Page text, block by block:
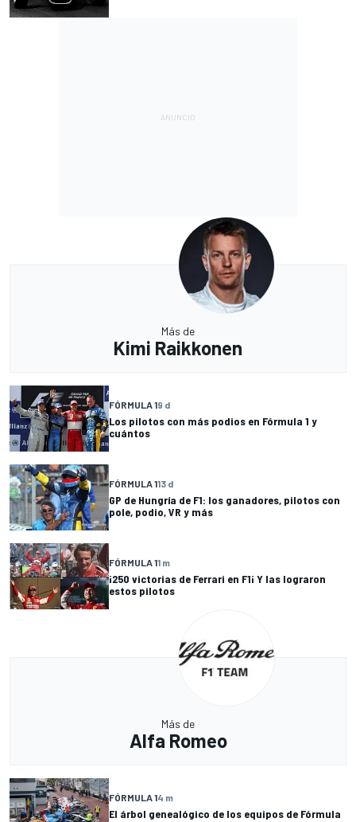
Más de
Kimi Raikkonen
FÓRMULA 19 d
Los pilotos con más podios en Fórmula 1 y
cuántos
FÓRMULA 113 d
GP de Hungría de F1: los ganadores, pilotos con
pole, podio, VR y más
FÓRMULA 11 m
¡250 victorias de Ferrari en F1¡ Y las lograron
estos pilotos
Más de
Alfa Romeo
FÓRMULA 14 m
El árbol genealógico de los equipos de Fórmula